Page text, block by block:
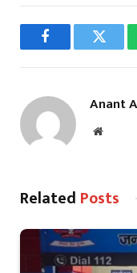
Facebook
Anant
Website
Related Posts